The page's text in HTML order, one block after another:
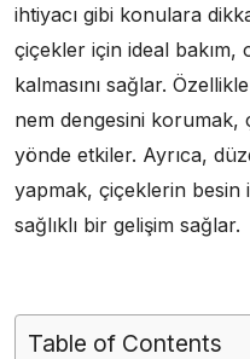
ihtiyacı gibi konulara
çiçekler için ideal bakım,
kalmasını sağlar.
nem dengesini
yönde etkiler. Ayrıca,
yapmak, çiçeklerin besin
sağlıklı bir gelişim sağlar.
Table of Contents